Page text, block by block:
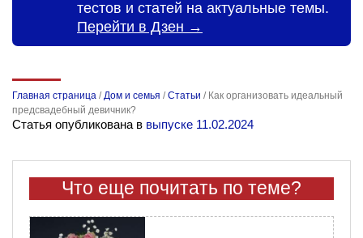
тестов и статей на актуальные темы.
Перейти в Дзен →
Главная страница / Дом и семья /Статьи / Как организовать идеальный
предсвадебный девичник?
Статья опубликована в выпуске 11.02.2024
Что еще почитать по теме?